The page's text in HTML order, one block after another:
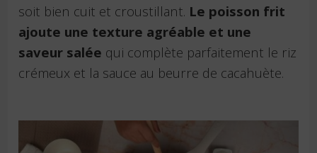
soit bien cuit et croustillant. Le poisson frit
ajoute une texture agréable et une
saveur salée qui complète parfaitement le riz
crémeux et la sauce au beurre de cacahuète.